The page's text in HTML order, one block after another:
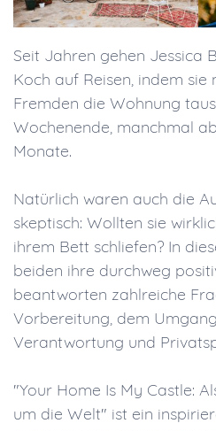
Seit Jahren gehen Jessica
Koch auf Reisen, indem
Fremden die Wohnung
Wochenende, manchmal
Monate.
Natürlich waren auch die
skeptisch: Wollten sie
ihrem Bett schliefen? In
beiden ihre durchweg
beantworten zahlreiche
Vorbereitung, dem
Verantwortung und
"Your Home Is My Castle:
um die Welt" ist ein